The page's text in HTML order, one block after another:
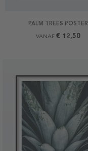
PALM TREES POSTER
VANAF € 12,50